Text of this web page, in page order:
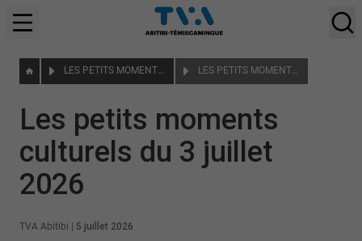
LES PETITS MOMENTS CULTURELS LES PETITS MOMENTS CULTURELS DU 3 JUILLET 2026
Les petits moments
culturels du 3 juillet
2026
TVA Abitibi 5 juillet 2026